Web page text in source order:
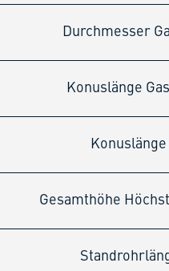
Durchmesser
Konuslänge
Konuslänge
Gesamthöhe